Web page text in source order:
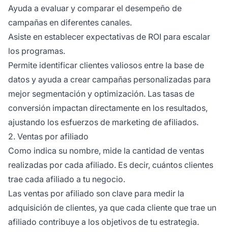
Ayuda a evaluar y comparar el desempeño de
campañas en diferentes canales.
Asiste en establecer expectativas de ROI para escalar
los programas.
Permite identificar clientes valiosos entre la base de
datos y ayuda a crear campañas personalizadas para
mejor segmentación y optimización. Las tasas de
conversión impactan directamente en los resultados,
ajustando los esfuerzos de marketing de afiliados.
2. Ventas por afiliado
Como indica su nombre, mide la cantidad de ventas
realizadas por cada afiliado. Es decir, cuántos clientes
trae cada afiliado a tu negocio.
Las ventas por afiliado son clave para medir la
adquisición de clientes, ya que cada cliente que trae un
afiliado contribuye a los objetivos de tu estrategia.